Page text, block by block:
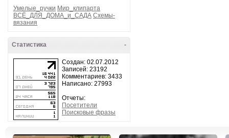
Умелые_ручки Мир_клипарта
ВСЁ_ДЛЯ_ДОМА_и_САДА Схемы-
вязания
-
Статистика
Создан: 02.07.2012
Записей: 23192
Комментариев: 3433
Написано: 27993
Отчеты:
Посетители
Поисковые фразы